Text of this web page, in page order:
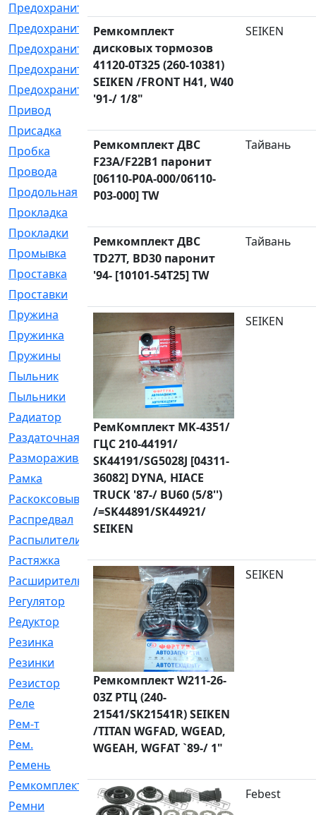
Предохранитель
Предохранитель_б
[18]
Предохранитель_м
[21]
Предохранитель_фл.[13]
Предохранительная
[2]
Привод
Присадка
[2]
Пробка
[1]
Провода
[231]
Продольная
[1]
Прокладка
Прокладки
Промывка
[13]
Проставка
[58]
Проставки
Пружина
[23]
Пружинка
[1]
Пружины
[326]
Пыльник
[1202]
Пыльники
Радиатор
[916]
Раздаточная
[1]
Размораживатель
[1]
Рамка
[29]
Раскоксовывание
[4]
Распредвал
[41]
Распылители
Растяжка
[1]
Расширительный
[9]
Регулятор
[5]
Редуктор
[17]
Резинка
[15]
Резинки
[6]
Резистор
[1]
Реле
[20]
Рем-т
[7]
Рем.
[2]
Ремень
Ремкомплект
[1924]
Ремни
[21]
Ремкомплект
дисковых тормозов
41120-0T325 (260-10381)
SEIKEN /FRONT H41, W40
'91-/ 1/8"
SEIKEN
Ремкомплект ДВС
F23A/F22B1 паронит
[06110-P0A-000/06110-
P03-000] TW
Тайвань
Ремкомплект ДВС
TD27T, BD30 паронит
'94- [10101-54T25] TW
Тайвань
РемКомплект MK-4351/
ГЦС 210-44191/
SK44191/SG5028J [04311-
36082] DYNA, HIACE
TRUCK '87-/ BU60 (5/8'')
/=SK44891/SK44921/
SEIKEN
SEIKEN
Ремкомплект W211-26-
03Z РТЦ (240-
21541/SK21541R) SEIKEN
/TITAN WGFAD, WGEAD,
WGEAH, WGFAT `89-/ 1"
SEIKEN
Febest